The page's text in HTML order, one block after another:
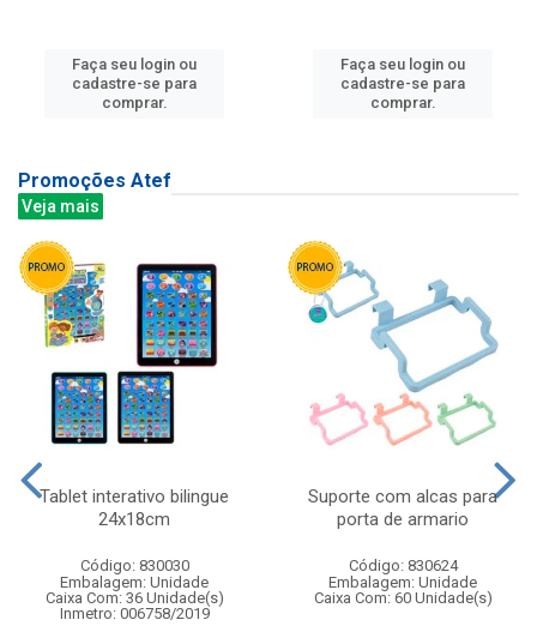
Faça seu login ou
cadastre-se para
comprar.
Faça seu login ou
cadastre-se para
comprar.
Promoções Atef
Veja mais
Tablet interativo bilingue
24x18cm
Código: 830030
Embalagem: Unidade
Caixa Com: 36 Unidade(s)
Inmetro: 006758/2019
Suporte com alcas para
porta de armario
Código: 830624
Embalagem: Unidade
Caixa Com: 60 Unidade(s)